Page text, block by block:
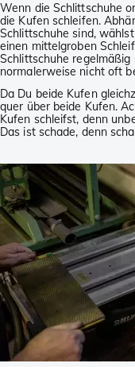
Wenn die Schlittschuhe
die Kufen schleifen.
Schlittschuhe sind,
einen mittelgroben
Schlittschuhe
normalerweise nicht oft
Da Du beide Kufen
quer über beide Kufen.
Kufen schleifst, denn
Das ist schade, denn